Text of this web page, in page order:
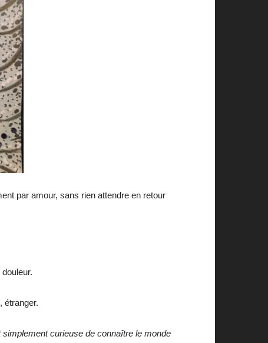
par amour, sans rien attendre en retour
étranger.
simplement curieuse de connaître le monde